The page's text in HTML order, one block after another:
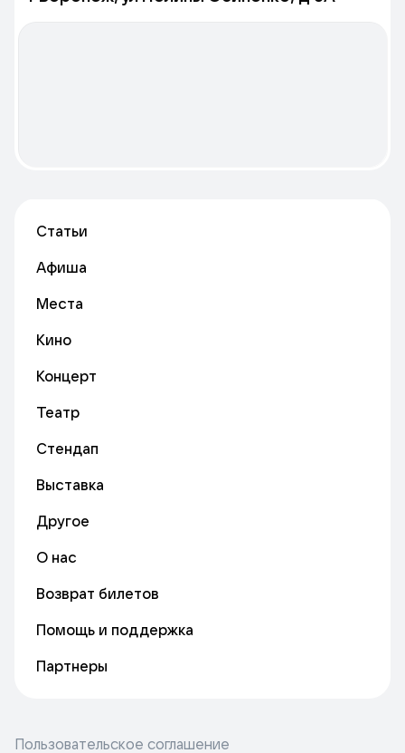
Статьи
Афиша
Места
Кино
Концерт
Театр
Стендап
Выставка
Другое
О нас
Возврат билетов
Помощь и поддержка
Партнеры
Пользовательское соглашение